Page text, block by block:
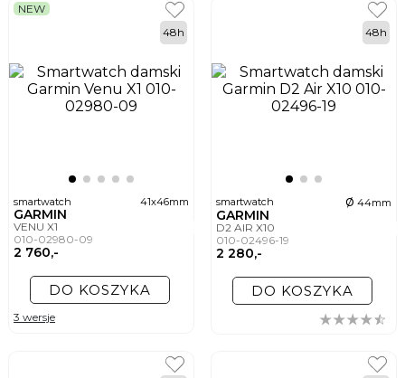
smartwatch 41x46mm
GARMIN
VENU X1
010-02980-09
2 760,-
NEW
48h
DO KOSZYKA
3 wersje
smartwatch ø 44mm
GARMIN
D2 AIR X10
010-02496-19
2 280,-
48h
DO KOSZYKA